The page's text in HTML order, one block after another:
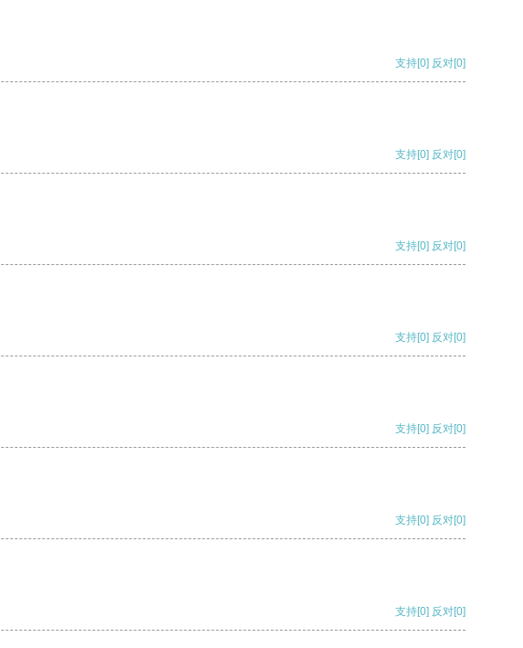
支持[0] 反对[0]
支持[0] 反对[0]
支持[0] 反对[0]
支持[0] 反对[0]
支持[0] 反对[0]
支持[0] 反对[0]
支持[0] 反对[0]